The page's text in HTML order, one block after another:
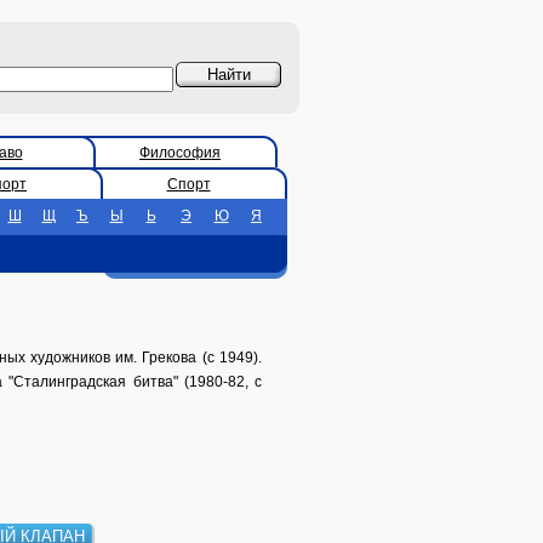
Философия
Спорт
Ш
Щ Ъ Ы Ь Э Ю Я
художников им. Грекова (с 1949).
битва" (1980-82, с
КЛАПАН